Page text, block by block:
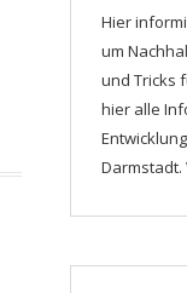
Hier
um
und Tricks
hier alle
Darmstadt.